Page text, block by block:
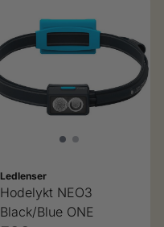
Ledlenser
Hodelykt NEO3
Black/Blue ONE